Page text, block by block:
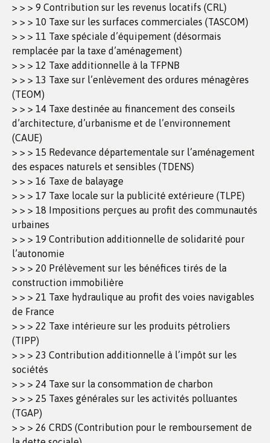
> > > 9 Contribution sur les revenus locatifs (CRL)
> > > 10 Taxe sur les surfaces commerciales (TASCOM)
> > > 11 Taxe spéciale d’équipement (désormais
remplacée par la taxe d’aménagement)
> > > 12 Taxe additionnelle à la TFPNB
> > > 13 Taxe sur l’enlèvement des ordures ménagères
(TEOM)
> > > 14 Taxe destinée au financement des conseils
d’architecture, d’urbanisme et de l’environnement
(CAUE)
> > > 15 Redevance départementale sur l’aménagement
des espaces naturels et sensibles (TDENS)
> > > 16 Taxe de balayage
> > > 17 Taxe locale sur la publicité extérieure (TLPE)
> > > 18 Impositions perçues au profit des communautés
urbaines
> > > 19 Contribution additionnelle de solidarité pour
l’autonomie
> > > 20 Prélèvement sur les bénéfices tirés de la
construction immobilière
> > > 21 Taxe hydraulique au profit des voies navigables
de France
> > > 22 Taxe intérieure sur les produits pétroliers
(TIPP)
> > > 23 Contribution additionnelle à l’impôt sur les
sociétés
> > > 24 Taxe sur la consommation de charbon
> > > 25 Taxes générales sur les activités polluantes
(TGAP)
> > > 26 CRDS (Contribution pour le remboursement de